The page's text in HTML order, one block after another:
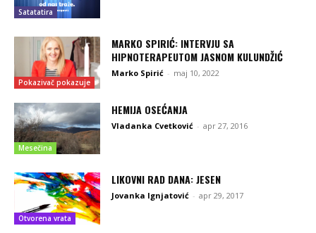
Satatatira
Pokazivač pokazuje
MARKO SPIRIĆ: INTERVJU SA
HIPNOTERAPEUTOM JASNOM KULUNDŽIĆ
Marko Spirić - maj 10, 2022
Mesečina
HEMIJA OSEĆANJA
Vladanka Cvetković - apr 27, 2016
Otvorena vrata
LIKOVNI RAD DANA: JESEN
Jovanka Ignjatović - apr 29, 2017